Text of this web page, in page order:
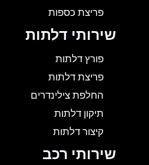
פריצת כספות
שירותי דלתות
פורץ דלתות
פריצת דלתות
החלפת צילינדרים
תיקון דלתות
קיצור דלתות
שירותי רכב